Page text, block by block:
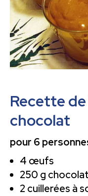
Recette
chocolat
pour 6
4 œufs
250 g
2 cuillerées à